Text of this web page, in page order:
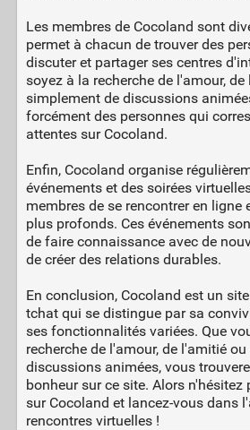
Les membres de Cocoland sont
permet à chacun de trouver des
discuter et partager ses centres
soyez à la recherche de l'amour,
simplement de discussions
forcément des personnes qui
attentes sur Cocoland.
Enfin, Cocoland organise
événements et des soirées
membres de se rencontrer en ligne
plus profonds. Ces événements
de faire connaissance avec de
de créer des relations durables.
En conclusion, Cocoland est un
tchat qui se distingue par sa
ses fonctionnalités variées. Que
recherche de l'amour, de l'amitié
discussions animées, vous
bonheur sur ce site. Alors n'hésitez
sur Cocoland et lancez-vous dans
rencontres virtuelles !